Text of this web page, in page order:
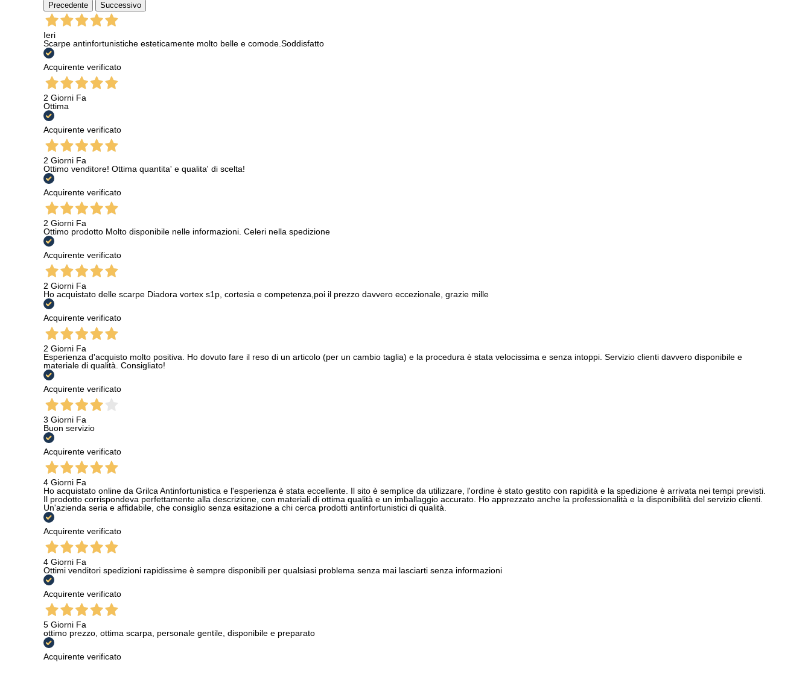
Precedente Successivo
Ieri
Scarpe antinfortunistiche esteticamente molto belle e comode.Soddisfatto
Acquirente verificato
2 Giorni Fa
Ottima
Acquirente verificato
2 Giorni Fa
Ottimo venditore! Ottima quantita' e qualita' di scelta!
Acquirente verificato
2 Giorni Fa
Ottimo prodotto Molto disponibile nelle informazioni. Celeri nella spedizione
Acquirente verificato
2 Giorni Fa
Ho acquistato delle scarpe Diadora vortex s1p, cortesia e competenza,poi il prezzo davvero eccezionale, grazie mille
Acquirente verificato
2 Giorni Fa
Esperienza d'acquisto molto positiva. Ho dovuto fare il reso di un articolo (per un cambio taglia) e la procedura è stata velocissima e senza intoppi. Servizio clienti davvero disponibile e
materiale di qualità. Consigliato!
Acquirente verificato
3 Giorni Fa
Buon servizio
Acquirente verificato
4 Giorni Fa
Ho acquistato online da Grilca Antinfortunistica e l'esperienza è stata eccellente. Il sito è semplice da utilizzare, l'ordine è stato gestito con rapidità e la spedizione è arrivata nei tempi previsti.
Il prodotto corrispondeva perfettamente alla descrizione, con materiali di ottima qualità e un imballaggio accurato. Ho apprezzato anche la professionalità e la disponibilità del servizio clienti.
Un'azienda seria e affidabile, che consiglio senza esitazione a chi cerca prodotti antinfortunistici di qualità.
Acquirente verificato
4 Giorni Fa
Ottimi venditori spedizioni rapidissime è sempre disponibili per qualsiasi problema senza mai lasciarti senza informazioni
Acquirente verificato
5 Giorni Fa
ottimo prezzo, ottima scarpa, personale gentile, disponibile e preparato
Acquirente verificato